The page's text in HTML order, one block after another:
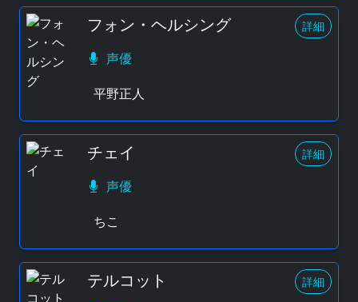
フォン・ヘルシング 詳細
声優
平野正人
チェイ 詳細
声優
ちこ
テルコット 詳細